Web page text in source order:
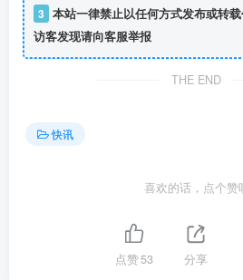
3 本站一律禁止以任何方式发布或转
访客发现请向客服举报
THE END
快讯
喜欢的话，点个赞
点赞53 分享